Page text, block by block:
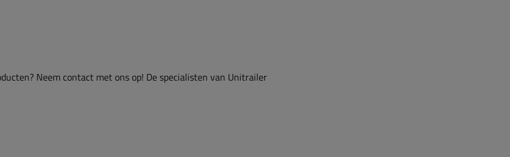
Neem contact met ons op! De specialisten van Unitrailer